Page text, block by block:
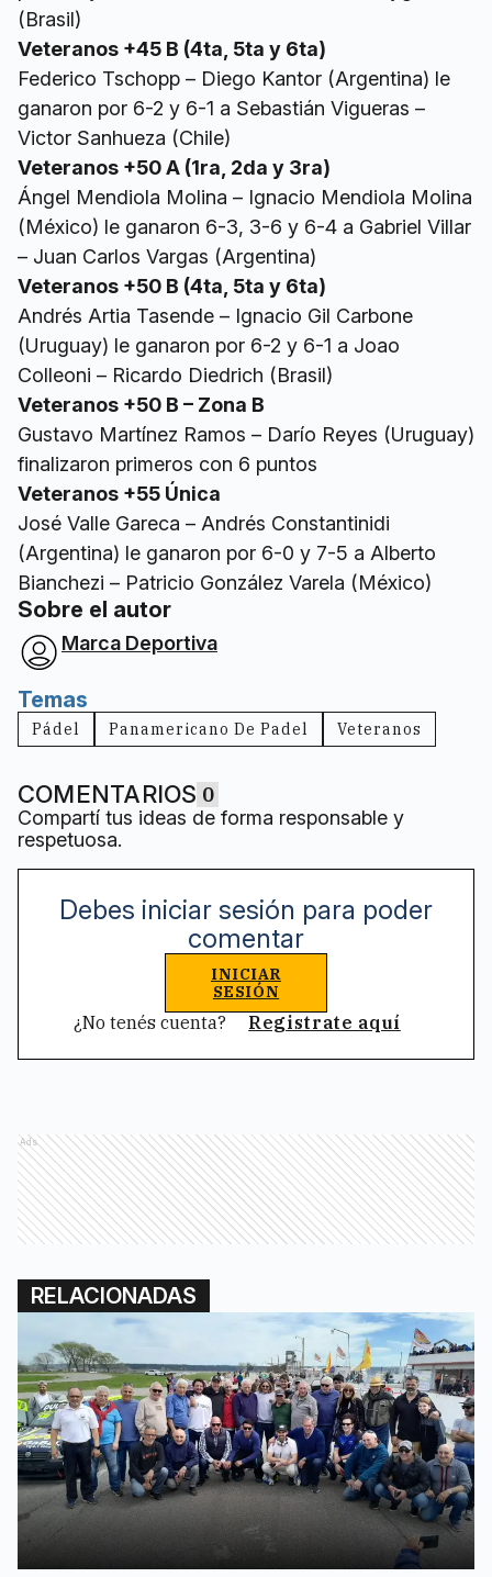
(Brasil)
Veteranos +45 B (4ta, 5ta y 6ta)
Federico Tschopp – Diego Kantor (Argentina) le
ganaron por 6-2 y 6-1 a Sebastián Vigueras –
Victor Sanhueza (Chile)
Veteranos +50 A (1ra, 2da y 3ra)
Ángel Mendiola Molina – Ignacio Mendiola Molina
(México) le ganaron 6-3, 3-6 y 6-4 a Gabriel Villar
– Juan Carlos Vargas (Argentina)
Veteranos +50 B (4ta, 5ta y 6ta)
Andrés Artia Tasende – Ignacio Gil Carbone
(Uruguay) le ganaron por 6-2 y 6-1 a Joao
Colleoni – Ricardo Diedrich (Brasil)
Veteranos +50 B – Zona B
Gustavo Martínez Ramos – Darío Reyes (Uruguay)
finalizaron primeros con 6 puntos
Veteranos +55 Única
José Valle Gareca – Andrés Constantinidi
(Argentina) le ganaron por 6-0 y 7-5 a Alberto
Bianchezi – Patricio González Varela (México)
Sobre el autor
Marca Deportiva
Temas
Pádel Panamericano De Padel Veteranos
COMENTARIOS 0
Compartí tus ideas de forma responsable y
respetuosa.
Debes iniciar sesión para poder
comentar
INICIAR
SESIÓN
¿No tenés cuenta? Registrate aquí
Ads
RELACIONADAS